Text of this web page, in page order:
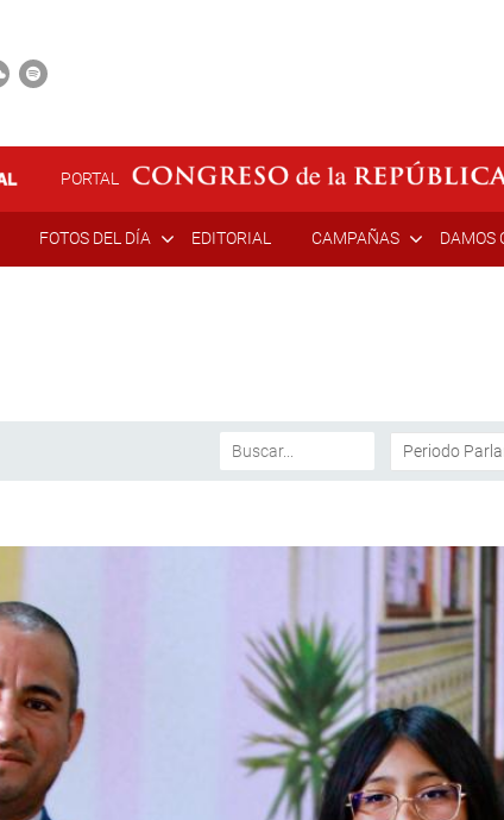
PORTAL
FOTOS DEL DÍA EDITORIAL CAMPAÑAS DAMOS